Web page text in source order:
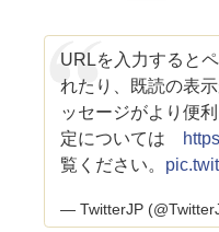
URLを入力すると
れたり、既読の表
ッセージがより便
定については
覧ください。
— TwitterJP